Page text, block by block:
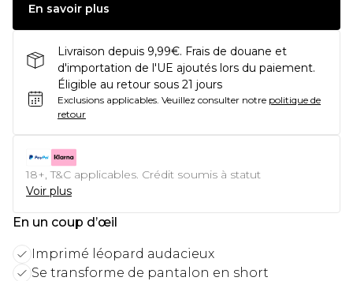
En savoir plus
Livraison depuis 9,99€. Frais de douane et
d'importation de l'UE ajoutés lors du paiement.
Éligible au retour sous 21 jours
Exclusions applicables. Veuillez consulter notre politique de
retour
18+, T&C applicables. Crédit soumis à statut
Voir plus
En un coup d’œil
Imprimé léopard audacieux
Se transforme de pantalon en short